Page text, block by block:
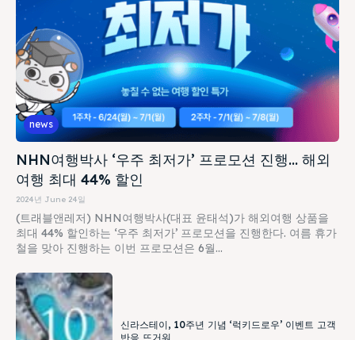
news
NHN여행박사 ‘우주 최저가’ 프로모션 진행… 해외
여행 최대 44% 할인
2024년 June 24일
(트래블앤레저) NHN여행박사(대표 윤태석)가 해외여행 상품을
최대 44% 할인하는 ‘우주 최저가’ 프로모션을 진행한다. 여름 휴가
철을 맞아 진행하는 이번 프로모션은 6월...
신라스테이, 10주년 기념 ‘럭키드로우’ 이벤트 고객
반응 뜨거워